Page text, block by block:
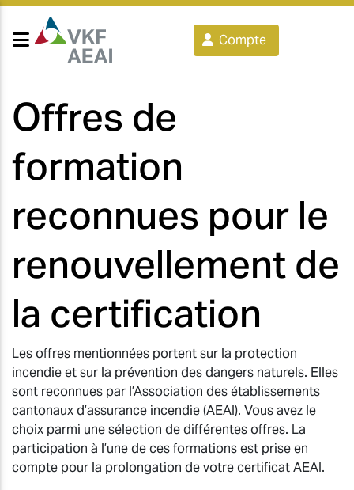
Compte
Offres de
formation
reconnues pour le
renouvellement de
la certification
Les offres mentionnées portent sur la protection
incendie et sur la prévention des dangers naturels. Elles
sont reconnues par l’Association des établissements
cantonaux d’assurance incendie (AEAI). Vous avez le
choix parmi une sélection de différentes offres. La
participation à l’une de ces formations est prise en
compte pour la prolongation de votre certificat AEAI.